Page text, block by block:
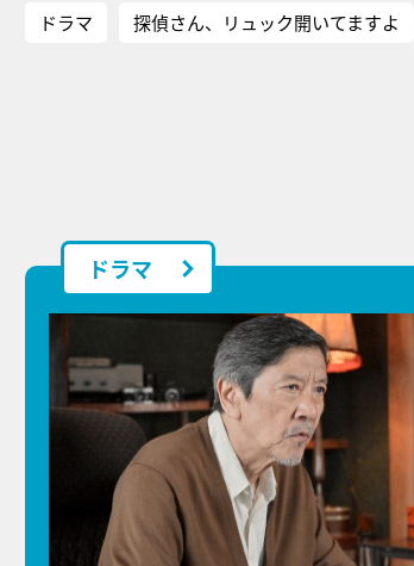
ドラマ 探偵さん、リュック開いてますよ
ドラマ